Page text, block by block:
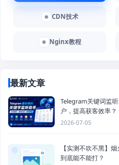
CDN技术
Nginx教程
最新文章
Telegram关键词监
户，提高获客效率？
2026-07-05
【实测不吹不黑】
到底能不能打？